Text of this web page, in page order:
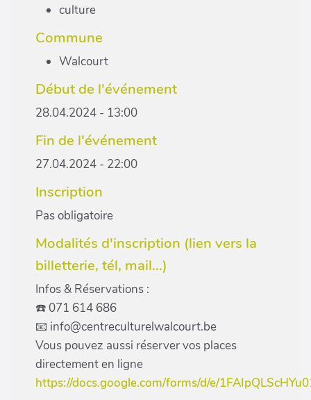
culture
Commune
Walcourt
Début de l'événement
28.04.2024 - 13:00
Fin de l'événement
27.04.2024 - 22:00
Inscription
Pas obligatoire
Modalités d'inscription (lien vers la
billetterie, tél, mail...)
Infos & Réservations :
☎️ 071 614 686
📧 info@centreculturelwalcourt.be
Vous pouvez aussi réserver vos places
directement en ligne
https://docs.google.com/forms/d/e/